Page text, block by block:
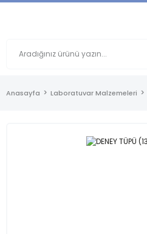
Anasayfa Laboratuvar Malzemeleri